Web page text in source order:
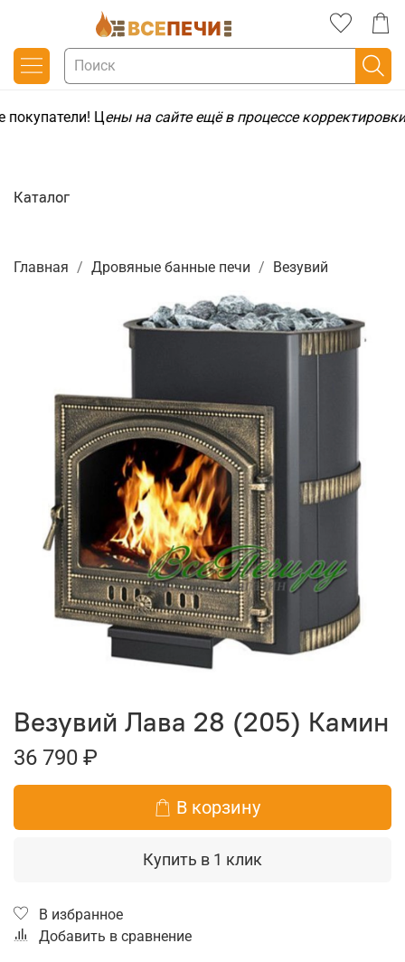
Цены на сайте ещё в процессе корректировки
Главная Дровяные банные печи Везувий
Везувий Лава 28 (205) Камин
36 790 ₽
В корзину
Купить в 1 клик
В избранное
Добавить в сравнение
Каталог